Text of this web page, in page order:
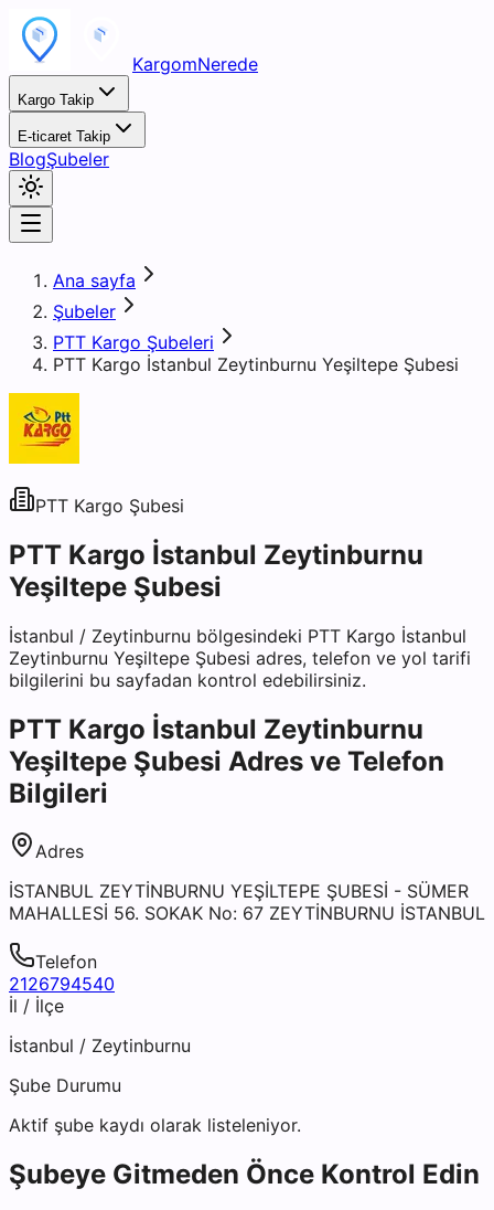
KargomNerede
Kargo Takip
E-ticaret Takip
BlogŞubeler
Ana sayfa
Şubeler
PTT Kargo Şubeleri
PTT Kargo İstanbul Zeytinburnu Yeşiltepe Şubesi
PTT Kargo Şubesi
PTT Kargo İstanbul Zeytinburnu
Yeşiltepe Şubesi
İstanbul / Zeytinburnu bölgesindeki PTT Kargo İstanbul
Zeytinburnu Yeşiltepe Şubesi adres, telefon ve yol tarifi
bilgilerini bu sayfadan kontrol edebilirsiniz.
PTT Kargo İstanbul Zeytinburnu
Yeşiltepe Şubesi Adres ve Telefon
Bilgileri
Adres
İSTANBUL ZEYTİNBURNU YEŞİLTEPE ŞUBESİ - SÜMER
MAHALLESİ 56. SOKAK No: 67 ZEYTİNBURNU İSTANBUL
Telefon
2126794540
İl / İlçe
İstanbul / Zeytinburnu
Şube Durumu
Aktif şube kaydı olarak listeleniyor.
Şubeye Gitmeden Önce Kontrol Edin